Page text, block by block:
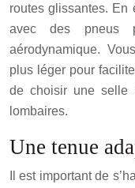
routes glissantes.
avec des pneus
aérodynamique.
plus léger pour
de choisir une selle
lombaires.
Une tenue
Il est important de